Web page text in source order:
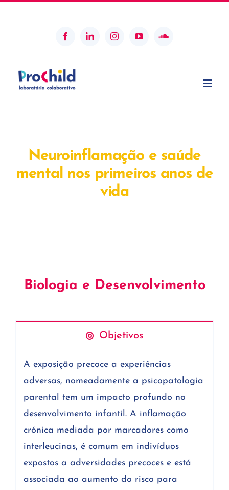
FacebookLinkedInInstagramYouTubeSoundCloud
Neuroinflamação e saúde
mental nos primeiros anos de
vida
Biologia e Desenvolvimento
Objetivos
A exposição precoce a experiências
adversas, nomeadamente a psicopatologia
parental tem um impacto profundo no
desenvolvimento infantil. A inflamação
crónica mediada por marcadores como
interleucinas, é comum em indivíduos
expostos a adversidades precoces e está
associada ao aumento do risco para